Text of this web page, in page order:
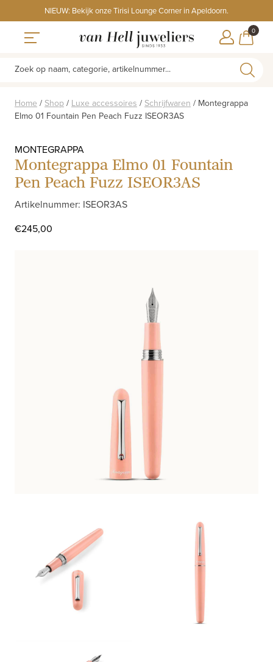
to
content
NIEUW: Bekijk onze Tirisi Lounge Corner in Apeldoorn.
0
Zoek op naam, categorie, artikelnummer...
Home / Shop / Luxe accessoires / Schrijfwaren / Montegrappa
Elmo 01 Fountain Pen Peach Fuzz ISEOR3AS
MONTEGRAPPA
Montegrappa Elmo 01 Fountain
Pen Peach Fuzz ISEOR3AS
Artikelnummer: ISEOR3AS
€245,00